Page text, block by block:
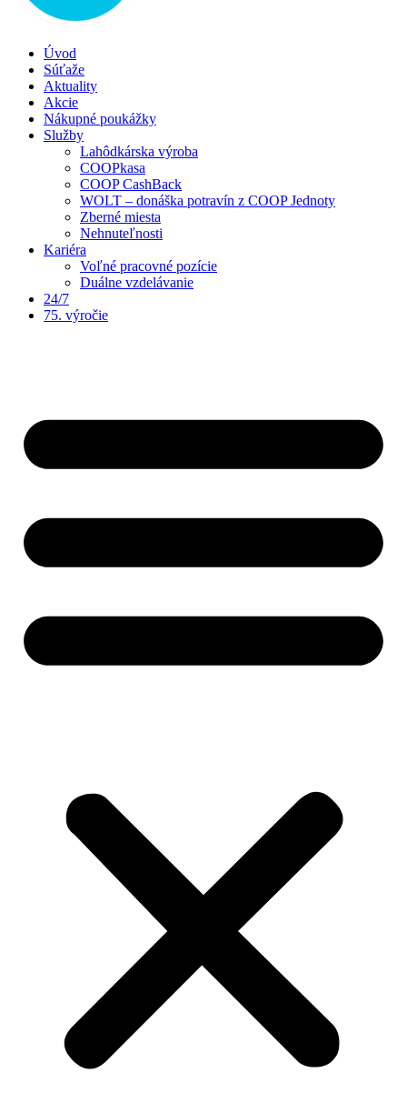
Úvod
Súťaže
Aktuality
Akcie
Nákupné poukážky
Služby
Lahôdkárska výroba
COOPkasa
COOP CashBack
WOLT – donáška potravín z COOP Jednoty
Zberné miesta
Nehnuteľnosti
Kariéra
Voľné pracovné pozície
Duálne vzdelávanie
24/7
75. výročie